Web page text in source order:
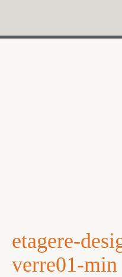
etagere-
verre01-min